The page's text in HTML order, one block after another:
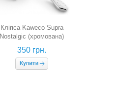
Кліпса Kaweco Supra
Nostalgic (хромована)
350 грн.